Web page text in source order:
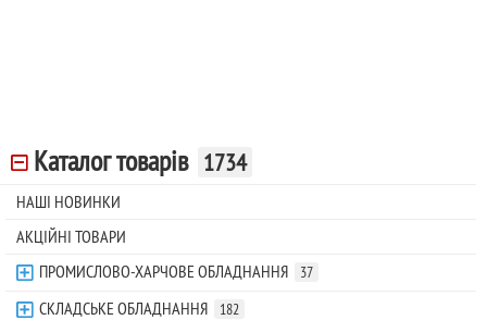
Каталог товарів 1734
НАШІ НОВИНКИ
АКЦІЙНІ ТОВАРИ
ПРОМИСЛОВО-ХАРЧОВЕ ОБЛАДНАННЯ
37
СКЛАДСЬКЕ ОБЛАДНАННЯ 182